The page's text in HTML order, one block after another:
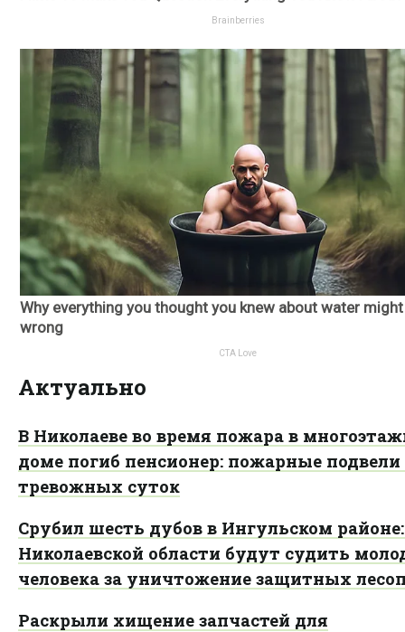
Актуально
В Николаеве во время пожара в
доме погиб пенсионер: пожарные подвели
тревожных суток
Срубил шесть дубов в Ингульском
Николаевской области будут судить
человека за уничтожение защитных
Раскрыли хищение запчастей для